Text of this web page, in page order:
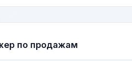
по продажам